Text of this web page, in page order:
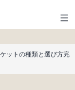
ットの種類と選び方完